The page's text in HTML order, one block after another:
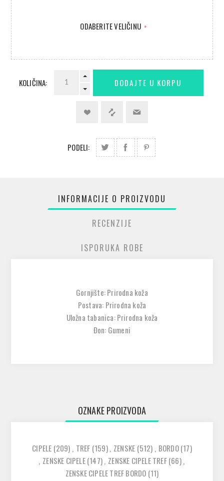
ODABERITE VELIČINU *
KOLIČINA:
PODELI:
INFORMACIJE O PROIZVODU
RECENZIJE
ISPORUKA ROBE
Gornjište: Prirodna koža
Postava: Prirodna koža
Uložna tabanica: Prirodna koža
Đon: Gumeni
OZNAKE PROIZVODA
CIPELE (209) , TREF (159), ZENSKE (512) , BORDO(17)
, ZENSKE CIPELE(147), ZENSKE CIPELE TREF(66),
ZENSKE CIPELE TREF BORDO (11)